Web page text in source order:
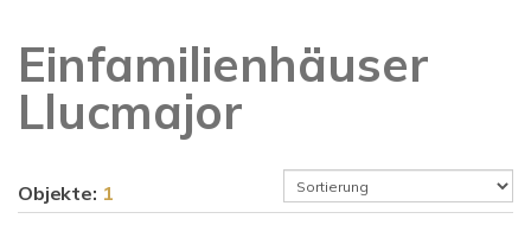
Einfamilienhäuser
Llucmajor
Objekte: 1